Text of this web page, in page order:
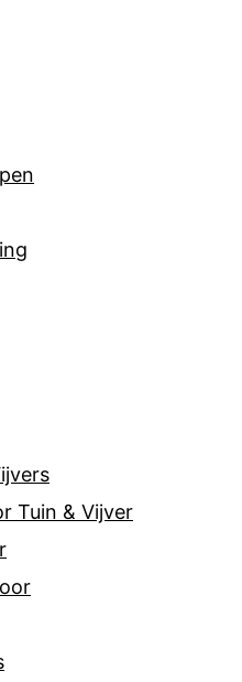
Tuin & Vijver